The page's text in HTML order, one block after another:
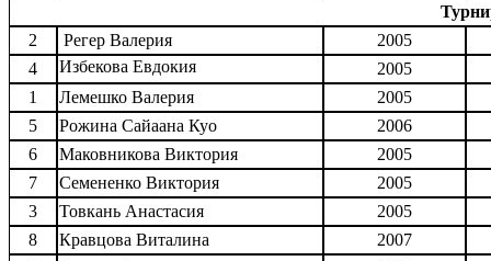
2
Регер Валерия
2005
4
Избекова Евдокия
2005
1
Лемешко Валерия
2005
5
Рожина Сайаана Куо
2006
6
Маковникова Виктория
2005
7
Семененко Виктория
2005
3
Товкань Анастасия
2005
8
Кравцова Виталина
2007